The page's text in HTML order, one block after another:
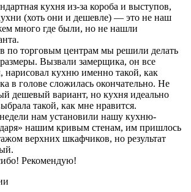
кухня из-за короба и выступов,
(хоть они и дешевле) — это не наш
много где были, но не нашли
по торговым центрам мы решили делать
Вызвали замерщика, он все
нарисовал кухню именно такой, как
в голове сложилась окончательно. Не
дешевый вариант, но кухня идеально
такой, как мне нравится.
нам установили нашу кухню-
нашим кривым стенам, им пришлось
верхних шкафчиков, но результат
Рекомендую!